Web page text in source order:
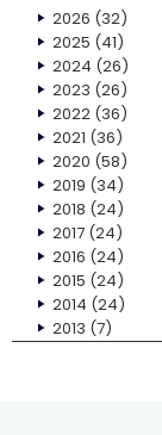
2026 (32)
2025 (41)
2024 (26)
2023 (26)
2022(36)
2021 (36)
2020 (58)
2019 (34)
2018 (24)
2017(24)
2016 (24)
2015 (24)
2014 (24)
2013 (7)